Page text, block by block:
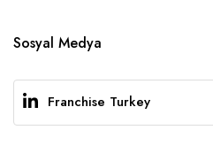
Sosyal Medya
Franchise Turkey